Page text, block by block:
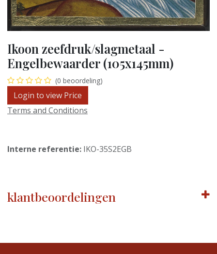
Ikoon zeefdruk/slagmetaal -
Engelbewaarder (105x145mm)
(0 beoordeling)
Login to view Price
Terms and Conditions
Interne referentie: IKO-35S2EGB
klantbeoordelingen